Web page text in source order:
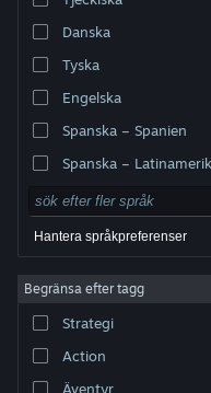
varumärken tillhör respektive ägare i
Tillgänglighet
Återbetalningar|
Danska
Tyska
Engelska
Spanska – Spanien
Spanska –
Hantera språkpreferenser
Begränsa efter tagg
Strategi
Action
Äventyr